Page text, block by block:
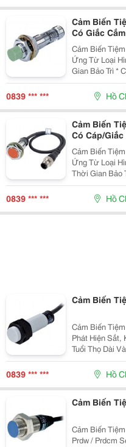
Cảm Biến
Có Giắc Cắm
Cảm Biến
Ứng Từ Loại Hình Trụ
Gian Bảo Trì *
Kế Riêng Biệt
Ngược Cực
0839 *** *** Hồ
Cảm Biến
Có Cáp/Giắc
Cảm Biến
Ứng Từ Loại Hình
Thời Gian Bảo
Nhiễu Bởi Ic
Có Mạch
0839 *** *** Hồ
Cảm Biến
Cảm Biến Tiệm
Phát Hiện
Tuổi Thọ Dài
Ngược Cực
Khoảng Cách
0839 *** *** Hồ
Cảm Biến
Cảm Biến
Prdw / Prdcm